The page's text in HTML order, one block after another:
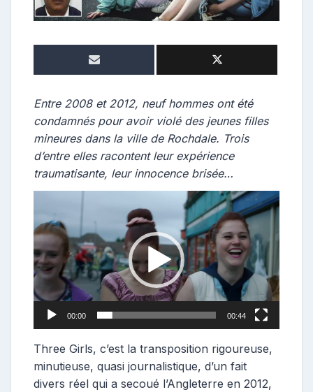
c
e
Entre 2008 et 2012, neuf hommes ont été
condamnés pour avoir violé des jeunes filles
mineures dans la ville de Rochdale. Trois
d’entre elles racontent leur expérience
traumatisante, leur innocence brisée…
00:00 00:44
Three Girls, c’est la transposition rigoureuse,
minutieuse, quasi journalistique, d’un fait
divers réel qui a secoué l’Angleterre en 2012,